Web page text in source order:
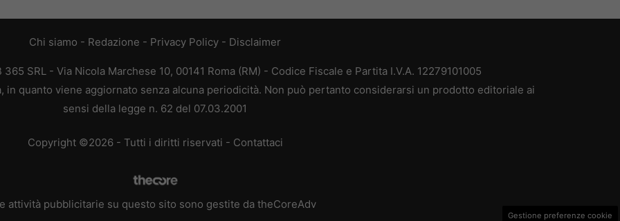
Chi siamo - Redazione - Privacy Policy - Disclaimer
SRL - Via Nicola Marchese 10, 00141 Roma (RM) - Codice Fiscale e Partita I.V.A. 12279101005
quanto viene aggiornato senza alcuna periodicità. Non può pertanto considerarsi un prodotto editoriale ai
sensi della legge n. 62 del 07.03.2001
Copyright ©2026 - Tutti i diritti riservati - Contattaci
attività pubblicitarie su questo sito sono gestite da theCoreAdv
Gestione preferenze cookie